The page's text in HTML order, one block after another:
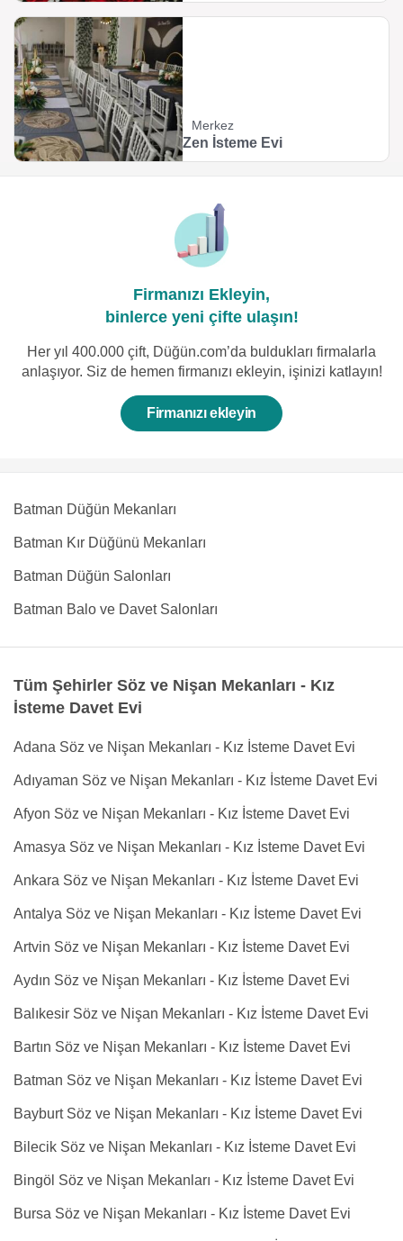
Merkez
Zen İsteme Evi
Firmanızı Ekleyin,
binlerce yeni çifte ulaşın!
Her yıl 400.000 çift, Düğün.com’da buldukları firmalarla
anlaşıyor. Siz de hemen firmanızı ekleyin, işinizi katlayın!
Firmanızı ekleyin
Batman Düğün Mekanları
Batman Kır Düğünü Mekanları
Batman Düğün Salonları
Batman Balo ve Davet Salonları
Tüm Şehirler Söz ve Nişan Mekanları - Kız
İsteme Davet Evi
Adana Söz ve Nişan Mekanları - Kız İsteme Davet Evi
Adıyaman Söz ve Nişan Mekanları - Kız İsteme Davet Evi
Afyon Söz ve Nişan Mekanları - Kız İsteme Davet Evi
Amasya Söz ve Nişan Mekanları - Kız İsteme Davet Evi
Ankara Söz ve Nişan Mekanları - Kız İsteme Davet Evi
Antalya Söz ve Nişan Mekanları - Kız İsteme Davet Evi
Artvin Söz ve Nişan Mekanları - Kız İsteme Davet Evi
Aydın Söz ve Nişan Mekanları - Kız İsteme Davet Evi
Balıkesir Söz ve Nişan Mekanları - Kız İsteme Davet Evi
Bartın Söz ve Nişan Mekanları - Kız İsteme Davet Evi
Batman Söz ve Nişan Mekanları - Kız İsteme Davet Evi
Bayburt Söz ve Nişan Mekanları - Kız İsteme Davet Evi
Bilecik Söz ve Nişan Mekanları - Kız İsteme Davet Evi
Bingöl Söz ve Nişan Mekanları - Kız İsteme Davet Evi
Bursa Söz ve Nişan Mekanları - Kız İsteme Davet Evi